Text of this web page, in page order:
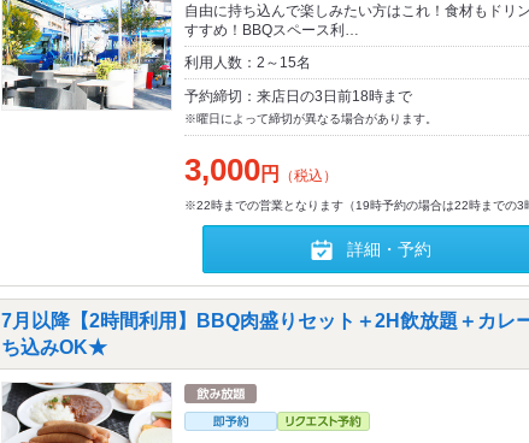
自由に持ち込んで楽しみたい方はこれ！食材もドリ
すすめ！BBQスペース利…
利用人数：2～15名
予約締切：来店日の3日前18時まで
※曜日によって締切が異なる場合があります。
3,000円 （税込）
※22時までの営業となります（19時予約の場合は22時までの3
詳細・予約
7月以降【2時間利用】BBQ肉盛りセット＋2H飲放題＋カ
ち込みOK★